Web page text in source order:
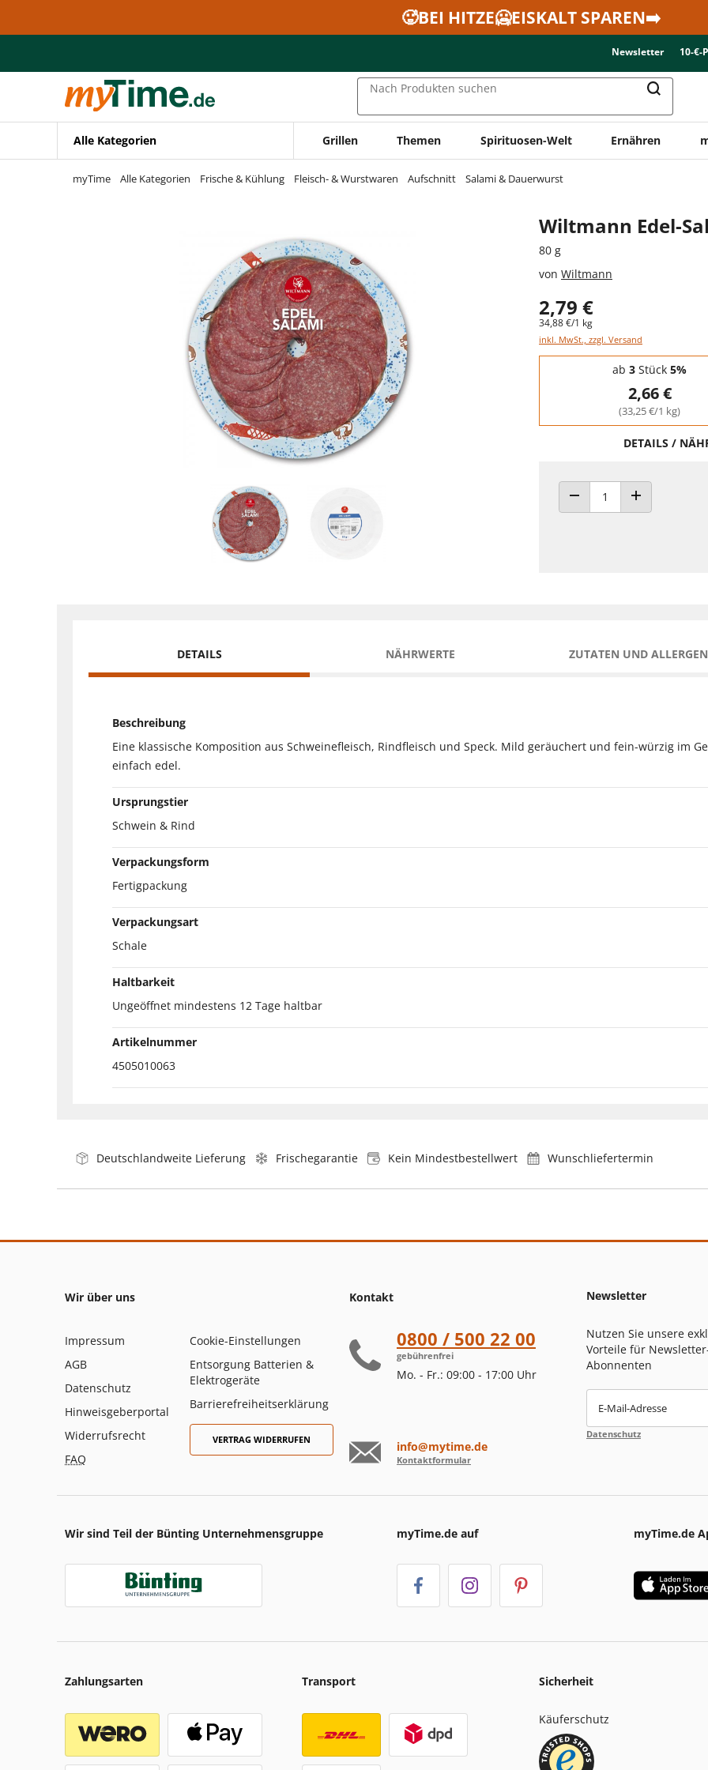
Zur Navigation springen
🥵BEI HITZE🥶EISKALT SPAREN➡️
Newsletter 10-€-
Nach Produkten suchen
Alle Kategorien Grillen Themen Spirituosen-Welt Ernähren
myTime Alle Kategorien Frische & Kühlung Fleisch- & Wurstwaren Aufschnitt Salami & Dauerwurst
Wiltmann Edel-
80 g
von Wiltmann
2,79 €
34,88 €/1 kg
inkl. MwSt., zzgl. Versand
Staffelpreise - Mengenrabatt
ab 3 Stück 5%
2,66 €
(33,25 €/1 kg)
DETAILS /
ANZAHL VERRINGERNANZAHL ERHÖHEN
DETAILS NÄHRWERTE ZUTATEN UND
Beschreibung
Eine klassische Komposition aus Schweinefleisch, Rindfleisch und Speck. Mild geräuchert und fein-würzig im
einfach edel.
Ursprungstier
Schwein & Rind
Verpackungsform
Fertigpackung
Verpackungsart
Schale
Haltbarkeit
Ungeöffnet mindestens 12 Tage haltbar
Artikelnummer
4505010063
Deutschlandweite Lieferung Frischegarantie Kein Mindestbestellwert Wunschliefertermin
Wir über uns
Impressum
AGB
Datenschutz
Hinweisgeberportal
Widerrufsrecht
FAQ
Cookie-Einstellungen
Entsorgung Batterien &
Elektrogeräte
Barrierefreiheitserklärung
VERTRAG WIDERRUFEN
Kontakt
0800 / 500 22 00
gebührenfrei
Mo. - Fr.: 09:00 - 17:00 Uhr
info@mytime.de
Kontaktformular
Newsletter
Nutzen Sie unsere
Vorteile für
Abonnenten
E-Mail-Adresse
Datenschutz
Wir sind Teil der Bünting Unternehmensgruppe myTime.de auf myTime.de
Zahlungsarten Transport Sicherheit
Käuferschutz